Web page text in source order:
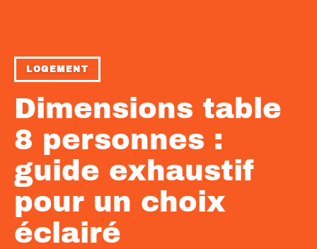
LOGEMENT
Dimensions table
8 personnes :
guide exhaustif
pour un choix
éclairé